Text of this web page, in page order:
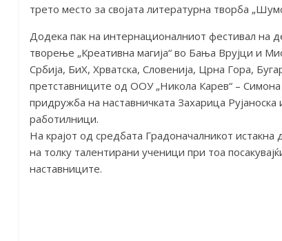
трето место за својата литературна творба
Додека пак на интернационалниот фестивал на
творење „Креативна магија“ во Бања Врујци и
Србија, БиХ, Хрватска, Словенија, Црна Гора,
претставниците од ООУ „Никола Карев“ –
придружба на наставничката Захарица
работилници.
На крајот од средбата Градоначалникот
на толку талентирани ученици при тоа
наставниците.